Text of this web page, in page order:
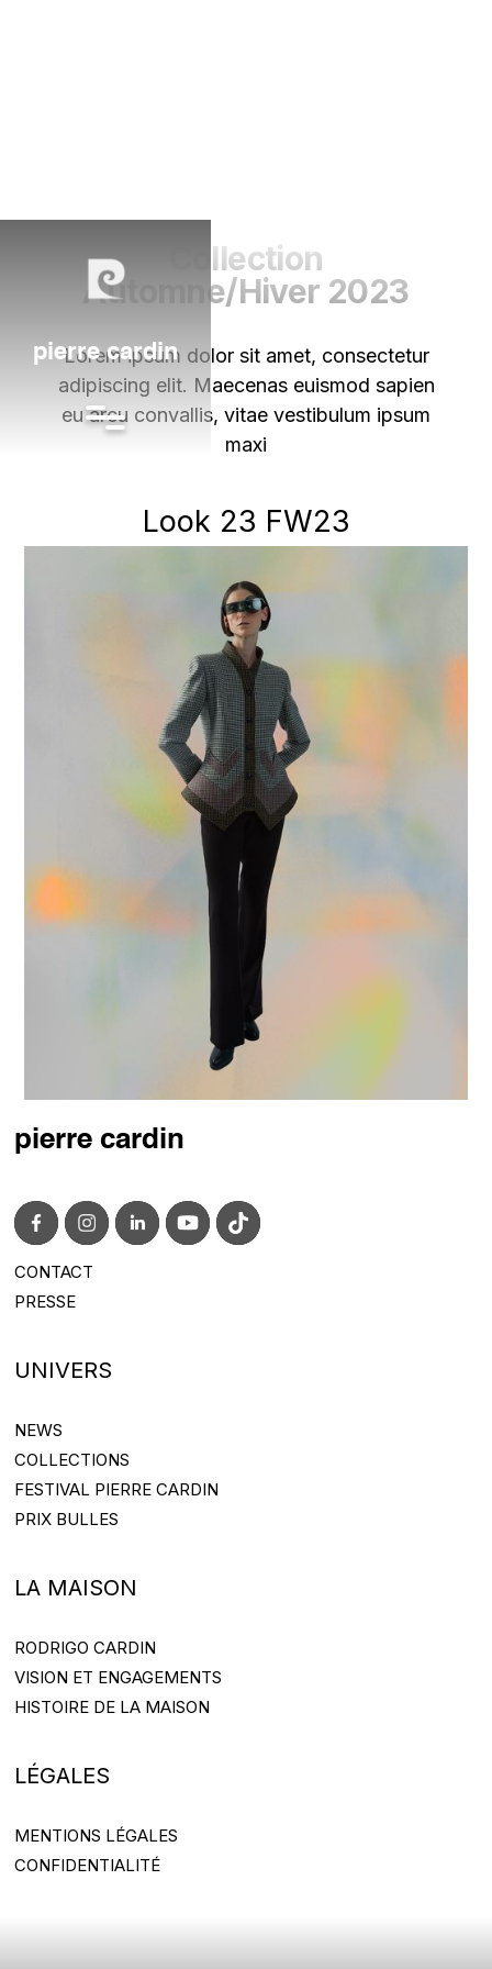
pierre cardin
Collection
Automne/Hiver 2023
Lorem ipsum dolor sit amet, consectetur
adipiscing elit. Maecenas euismod sapien
eu arcu convallis, vitae vestibulum ipsum
maxi
Look 23 FW23
pierre cardin
CONTACT
CONTACT@PIERRECARDIN.COM
PRESSE
UNIVERS
NEWS
NEWS
COLLECTIONS
COLLECTIONS
FESTIVAL PIERRE CARDIN
FESTIVAL PIERRE CARDIN
PRIX BULLES
LA MAISON
RODRIGO CARDIN
RODRIGO CARDIN
VISION ET ENGAGEMENTS
VISION ET ENGAGEMENTS
HISTOIRE DE LA MAISON
LÉGALES
MENTIONS LÉGALES
MENTIONS LÉGALES
CONFIDENTIALITÉ